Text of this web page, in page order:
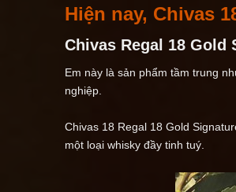
Hiện nay, Chivas
Chivas Regal 18 Gold
Em này là sản phẩm tầm trung
nghiệp.
Chivas 18 Regal 18 Gold
một loại whisky đầy tinh tuý.